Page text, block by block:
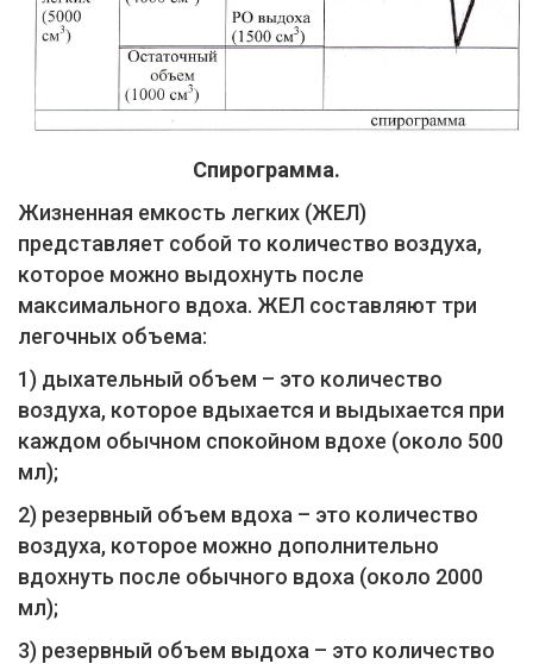
Спирограмма.
Жизненная емкость легких (ЖЕЛ)
представляет собой то количество воздуха,
которое можно выдохнуть после
максимального вдоха. ЖЕЛ составляют три
легочных объема:
1) дыхательный объем – это количество
воздуха, которое вдыхается и выдыхается при
каждом обычном спокойном вдохе (около 500
мл);
2) резервный объем вдоха – это количество
воздуха, которое можно дополнительно
вдохнуть после обычного вдоха (около 2000
мл);
3) резервный объем выдоха – это количество